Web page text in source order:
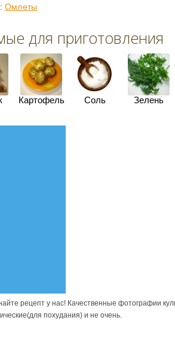
Омлеты
для приготовления
Картофель Соль Зелень
рецепт у нас! Качественные фотографии
похудания) и не очень.